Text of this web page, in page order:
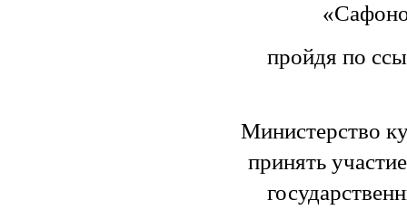
пройдя по
Министерство
принять